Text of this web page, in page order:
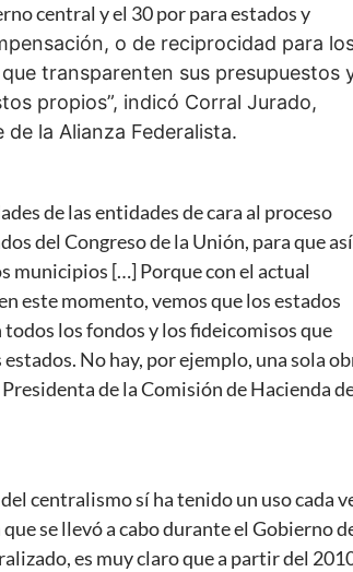
central y el 30 por para estados y
o de reciprocidad para
transparenten sus presupuestos
propios”, indicó Corral Jurado,
la Alianza Federalista.
de las entidades de cara al proceso
del Congreso de la Unión, para que
municipios […] Porque con el actual
este momento, vemos que los estados
los fondos y los fideicomisos que
No hay, por ejemplo, una sola
de la Comisión de Hacienda
centralismo sí ha tenido un uso cada
se llevó a cabo durante el Gobierno
es muy claro que a partir del